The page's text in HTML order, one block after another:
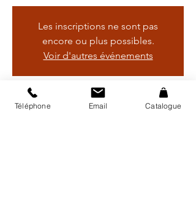
Les inscriptions ne sont pas
encore ou plus possibles.
Voir d'autres événements
Heure et lieu
Téléphone Email Catalogue